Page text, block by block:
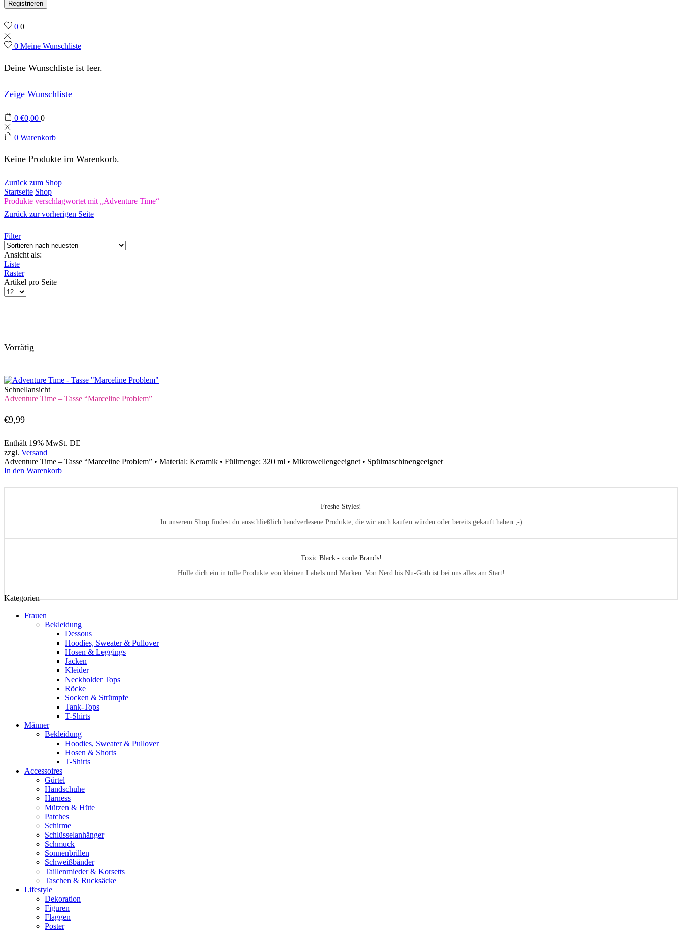
Registrieren
0 0
0 Meine Wunschliste
Deine Wunschliste ist leer.
Zeige Wunschliste
0 €0,00 0
0 Warenkorb
Keine Produkte im Warenkorb.
Zurück zum Shop
Startseite Shop
Produkte verschlagwortet mit „Adventure Time“
Zurück zur vorherigen Seite
Filter
Ansicht als:
Liste
Raster
Artikel pro Seite
Produkte
Vorrätig
Schnellansicht
Adventure Time – Tasse “Marceline Problem”
€9,99
Enthält 19% MwSt. DE
zzgl. Versand
Adventure Time – Tasse “Marceline Problem” • Material: Keramik • Füllmenge: 320 ml • Mikrowellengeeignet • Spülmaschinengeeignet
In den Warenkorb
Freshe Styles!
In unserem Shop findest du ausschließlich handverlesene Produkte, die wir auch kaufen würden oder bereits gekauft haben ;-)
Toxic Black - coole Brands!
Hülle dich ein in tolle Produkte von kleinen Labels und Marken. Von Nerd bis Nu-Goth ist bei uns alles am Start!
Kategorien
Frauen
Bekleidung
Dessous
Hoodies, Sweater & Pullover
Hosen & Leggings
Jacken
Kleider
Neckholder Tops
Röcke
Socken & Strümpfe
Tank-Tops
T-Shirts
Männer
Bekleidung
Hoodies, Sweater & Pullover
Hosen & Shorts
T-Shirts
Accessoires
Gürtel
Handschuhe
Harness
Mützen & Hüte
Patches
Schirme
Schlüsselanhänger
Schmuck
Sonnenbrillen
Schweißbänder
Taillenmieder & Korsetts
Taschen & Rucksäcke
Lifestyle
Dekoration
Figuren
Flaggen
Poster